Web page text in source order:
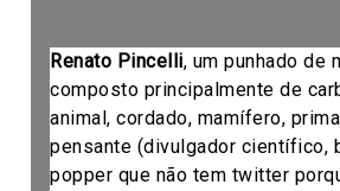
Renato Pincelli, um punhado de
composto principalmente de
animal, cordado, mamífero,
pensante (divulgador científico,
popper que não tem twitter